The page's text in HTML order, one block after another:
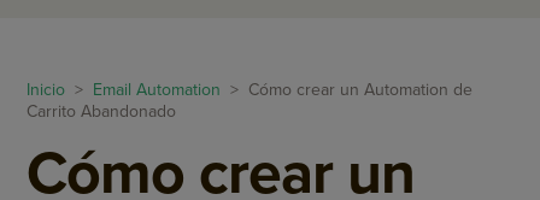
Inicio > Email Automation > Cómo crear un Automation de
Carrito Abandonado
Cómo crear un